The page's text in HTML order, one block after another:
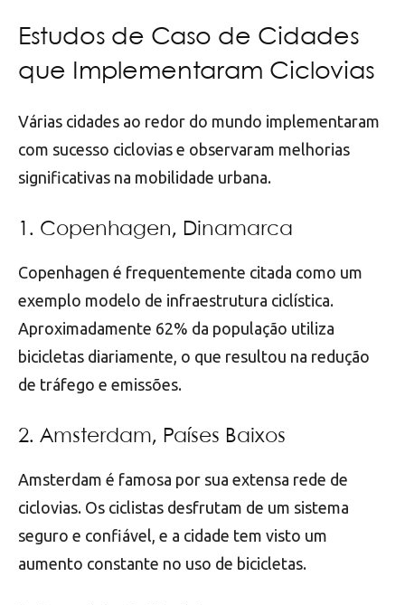
Estudos de Caso de Cidades
que Implementaram Ciclovias
Várias cidades ao redor do mundo implementaram
com sucesso ciclovias e observaram melhorias
significativas na mobilidade urbana.
1. Copenhagen, Dinamarca
Copenhagen é frequentemente citada como um
exemplo modelo de infraestrutura ciclística.
Aproximadamente 62% da população utiliza
bicicletas diariamente, o que resultou na redução
de tráfego e emissões.
2. Amsterdam, Países Baixos
Amsterdam é famosa por sua extensa rede de
ciclovias. Os ciclistas desfrutam de um sistema
seguro e confiável, e a cidade tem visto um
aumento constante no uso de bicicletas.